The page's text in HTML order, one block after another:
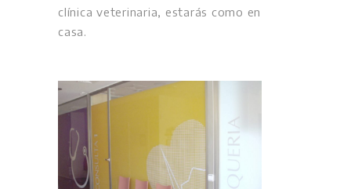
clínica veterinaria, estarás como en
casa.